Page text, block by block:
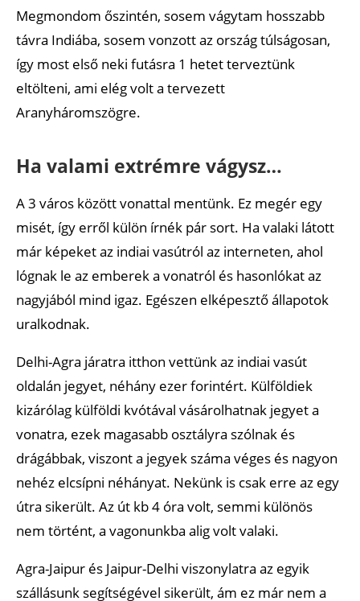
Megmondom őszintén, sosem vágytam hosszabb
távra Indiába, sosem vonzott az ország túlságosan,
így most első neki futásra 1 hetet terveztünk
eltölteni, ami elég volt a tervezett
Aranyháromszögre.
Ha valami extrémre vágysz…
A 3 város között vonattal mentünk. Ez megér egy
misét, így erről külön írnék pár sort. Ha valaki látott
már képeket az indiai vasútról az interneten, ahol
lógnak le az emberek a vonatról és hasonlókat az
nagyjából mind igaz. Egészen elképesztő állapotok
uralkodnak.
Delhi-Agra járatra itthon vettünk az indiai vasút
oldalán jegyet, néhány ezer forintért. Külföldiek
kizárólag külföldi kvótával vásárolhatnak jegyet a
vonatra, ezek magasabb osztályra szólnak és
drágábbak, viszont a jegyek száma véges és nagyon
nehéz elcsípni néhányat. Nekünk is csak erre az egy
útra sikerült. Az út kb 4 óra volt, semmi különös
nem történt, a vagonunkba alig volt valaki.
Agra-Jaipur és Jaipur-Delhi viszonylatra az egyik
szállásunk segítségével sikerült, ám ez már nem a